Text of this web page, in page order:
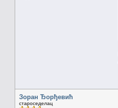
Зоран Ђорђевић
староседелац